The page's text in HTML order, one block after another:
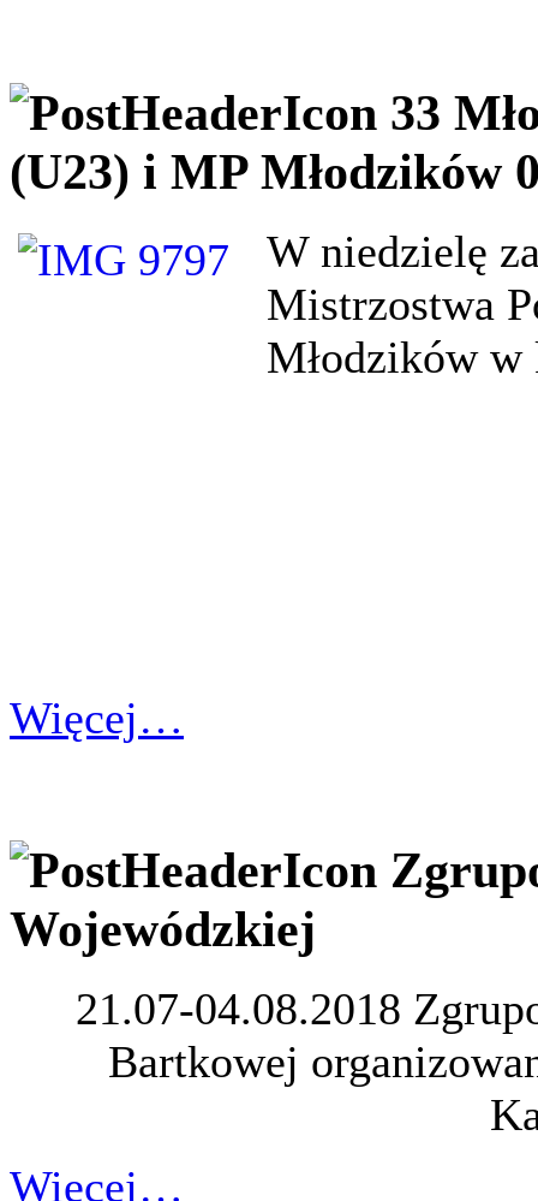
33
(U23) i MP Młodzików
W niedzielę
Mistrzostwa
Młodzików w
Więcej…
Wojewódzkiej
21.07-04.08.2018
Bartkowej
Więcej…